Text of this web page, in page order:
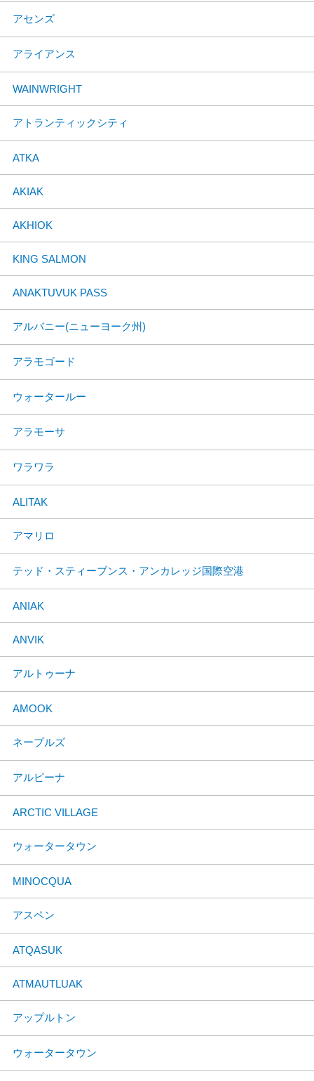
アセンズ
アライアンス
WAINWRIGHT
アトランティックシティ
ATKA
AKIAK
AKHIOK
KING SALMON
ANAKTUVUK PASS
アルバニー(ニューヨーク州)
アラモゴード
ウォータールー
アラモーサ
ワラワラ
ALITAK
アマリロ
テッド・スティーブンス・アンカレッジ国際空港
ANIAK
ANVIK
アルトゥーナ
AMOOK
ネープルズ
アルピーナ
ARCTIC VILLAGE
ウォータータウン
MINOCQUA
アスペン
ATQASUK
ATMAUTLUAK
アップルトン
ウォータータウン